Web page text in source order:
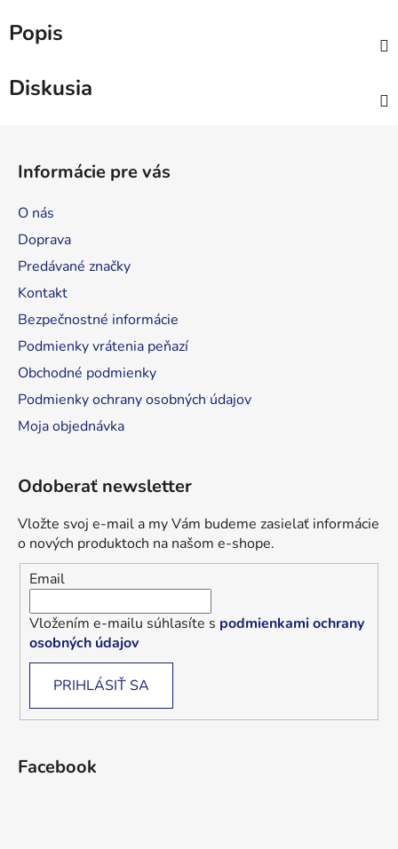
Popis
Diskusia
Informácie pre vás
O nás
Doprava
Predávané značky
Kontakt
Bezpečnostné informácie
Podmienky vrátenia peňazí
Obchodné podmienky
Podmienky ochrany osobných údajov
Moja objednávka
Odoberať newsletter
Vložte svoj e-mail a my Vám budeme zasielať informácie
o nových produktoch na našom e-shope.
Email
Vložením e-mailu súhlasíte s podmienkami ochrany
osobných údajov
PRIHLÁSIŤ SA
Facebook